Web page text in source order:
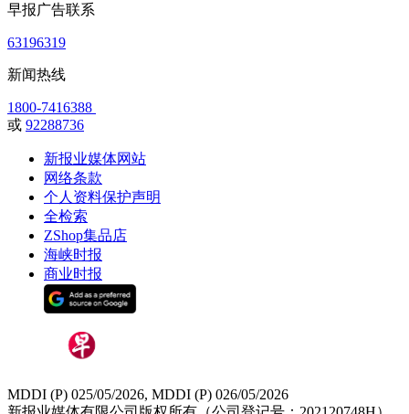
早报广告联系
63196319
新闻热线
1800-7416388
或 92288736
新报业媒体网站
网络条款
个人资料保护声明
全检索
ZShop集品店
海峡时报
商业时报
MDDI (P) 025/05/2026, MDDI (P) 026/05/2026